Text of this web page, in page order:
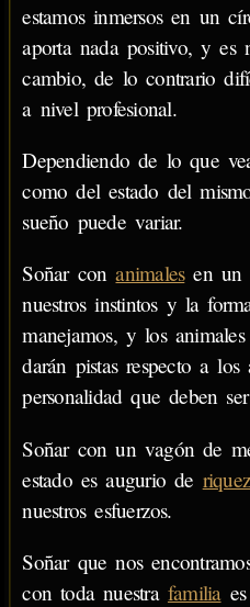
estamos inmersos en un
aporta nada positivo, y es
cambio, de lo contrario
a nivel profesional.
Dependiendo de lo que
como del estado del
sueño puede variar.
Soñar conanimalesen un
nuestros instintos y la
manejamos, y los
darán pistas respecto a los
personalidad que deben
Soñar con un vagón de
estado es augurio de
nuestros esfuerzos.
Soñar que nos
con toda nuestra familiaes